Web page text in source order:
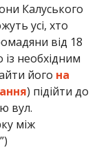
Калуського
усі, хто
від 18
із необхідним
його на
) підійти до
вул.
між